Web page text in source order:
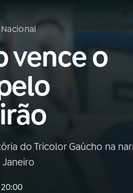
AO VIVO
vence o
do Tricolor Gaúcho na